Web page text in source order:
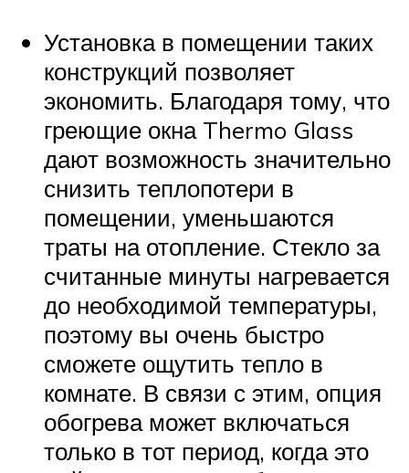
Установка в помещении таких
конструкций позволяет
экономить. Благодаря тому, что
греющие окна Thermo Glass
дают возможность значительно
снизить теплопотери в
помещении, уменьшаются
траты на отопление. Стекло за
считанные минуты нагревается
до необходимой температуры,
поэтому вы очень быстро
сможете ощутить тепло в
комнате. В связи с этим, опция
обогрева может включаться
только в тот период, когда это